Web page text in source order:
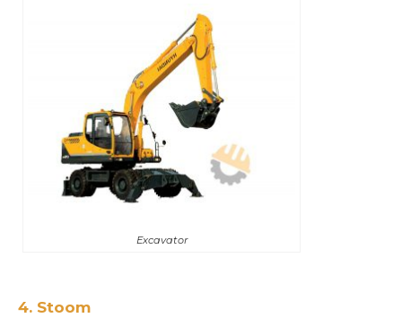
Excavator
4. Stoom